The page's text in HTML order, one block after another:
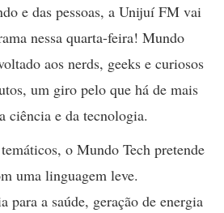
e das pessoas, a Unijuí FM vai
nessa quarta-feira! Mundo
aos nerds, geeks e curiosos
um giro pelo que há de mais
ciência e da tecnologia.
o Mundo Tech pretende
uma linguagem leve.
para a saúde, geração de energia